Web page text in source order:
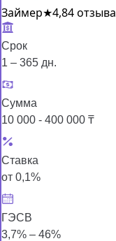
Займер★4,84 отзыва
Срок
1 – 365 дн.
Сумма
10 000 - 400 000 ₸
Ставка
от 0,1%
ГЭСВ
3,7% – 46%